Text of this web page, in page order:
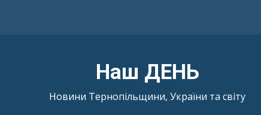
Наш ДЕНЬ
Новини Тернопільщини, України та світу